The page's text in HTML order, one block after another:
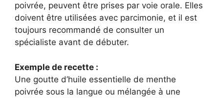
poivrée, peuvent être prises par voie orale. Elles
doivent être utilisées avec parcimonie, et il est
toujours recommandé de consulter un
spécialiste avant de débuter.
Exemple de recette :
Une goutte d’huile essentielle de menthe
poivrée sous la langue ou mélangée à une